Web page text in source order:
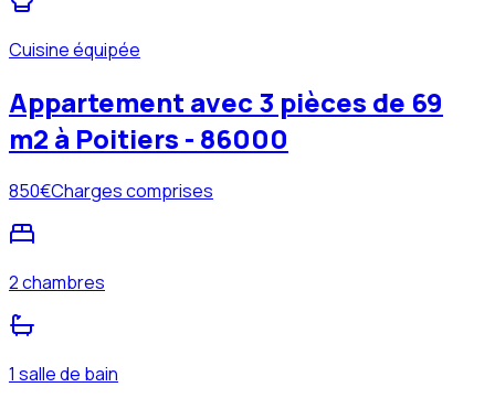
Cuisine équipée
Appartement avec 3 pièces de 69
m2 à Poitiers - 86000
850€Charges comprises
2 chambres
1 salle de bain